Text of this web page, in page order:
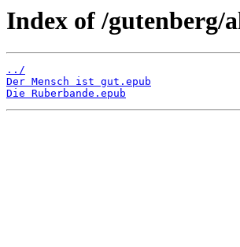
Index of /gutenberg/
../
Der Mensch ist gut.epub
Die Ruberbande.epub